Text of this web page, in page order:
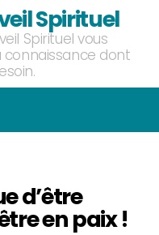
Spirituel
Spirituel vous
dont
d’être
en paix !